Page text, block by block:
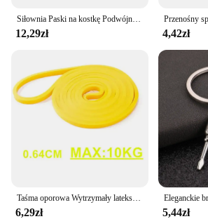
Features:
**Enhanced Durability and
Crafted from high-quality steel,
are built to withstand the rigors of
The robust design ensures that
integrity and effectiveness over
a reliable addition to any fitness
you're a seasoned athlete or a
cater to a wide range of strength
adjustable resistance to tailor your
specific needs.
12,29zł 4,42zł
6,29zł 5,44zł